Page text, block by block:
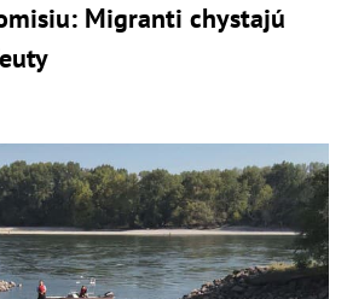
Migranti chystajú